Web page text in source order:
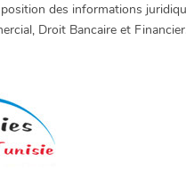
des informations
Droit Bancaire et